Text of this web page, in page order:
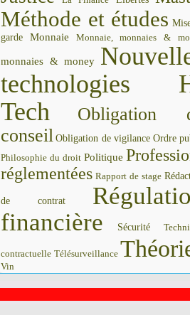
Méthode et études
garde
Monnaie Monnaie, monnaies &
monnaies & money
technologies
Tech
Obligation
conseil Obligation de vigilance Ordre
Philosophie du droit Politique
réglementées Rapport de stage
de contrat
financière
Sécurité
contractuelle Télésurveillance
Vin